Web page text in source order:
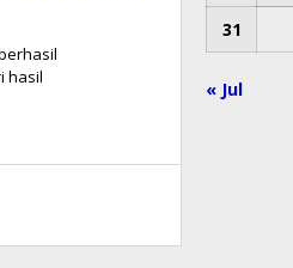
hasil
31
« Jul